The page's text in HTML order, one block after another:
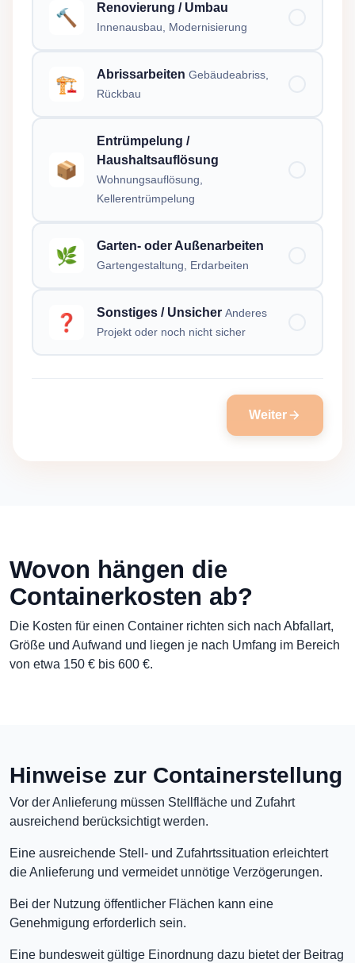
🔨 Renovierung / Umbau
Innenausbau, Modernisierung
🏗️ Abrissarbeiten Gebäudeabriss,
Rückbau
📦
Entrümpelung /
Haushaltsauflösung
Wohnungsauflösung,
Kellerentrümpelung
🌿 Garten- oder Außenarbeiten
Gartengestaltung, Erdarbeiten
❓ Sonstiges / Unsicher Anderes
Projekt oder noch nicht sicher
Weiter
Wovon hängen die
Containerkosten ab?
Die Kosten für einen Container richten sich nach Abfallart,
Größe und Aufwand und liegen je nach Umfang im Bereich
von etwa 150 € bis 600 €.
Hinweise zur Containerstellung
Vor der Anlieferung müssen Stellfläche und Zufahrt
ausreichend berücksichtigt werden.
Eine ausreichende Stell- und Zufahrtssituation erleichtert
die Anlieferung und vermeidet unnötige Verzögerungen.
Bei der Nutzung öffentlicher Flächen kann eine
Genehmigung erforderlich sein.
Eine bundesweit gültige Einordnung dazu bietet der Beitrag